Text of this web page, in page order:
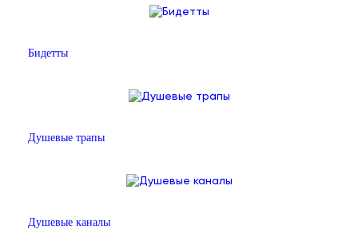
Бидетты
Душевые трапы
Душевые каналы